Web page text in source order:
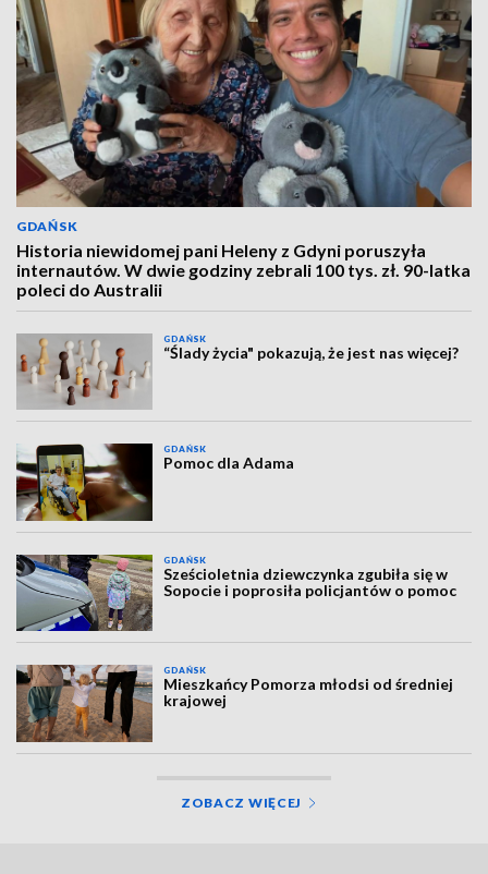
GDAŃSK
Historia niewidomej pani Heleny z Gdyni poruszyła
internautów. W dwie godziny zebrali 100 tys. zł. 90-latka
poleci do Australii
GDAŃSK
“Ślady życia" pokazują, że jest nas więcej?
GDAŃSK
Pomoc dla Adama
GDAŃSK
Sześcioletnia dziewczynka zgubiła się w
Sopocie i poprosiła policjantów o pomoc
GDAŃSK
Mieszkańcy Pomorza młodsi od średniej
krajowej
ZOBACZ WIĘCEJ